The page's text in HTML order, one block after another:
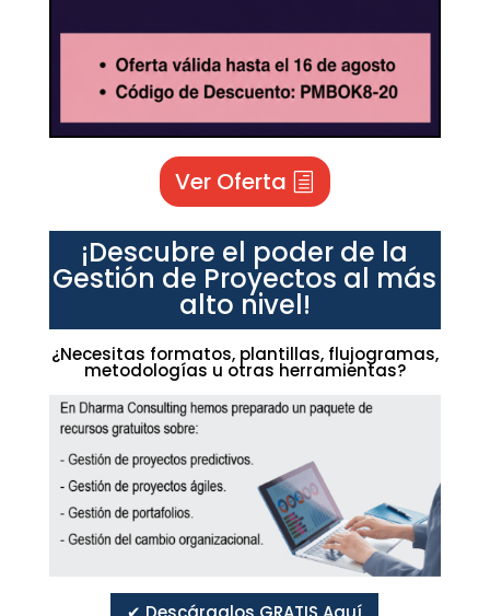
Ver Oferta
¡Descubre el poder de la
Gestión de Proyectos al más
alto nivel!
¿Necesitas formatos, plantillas, flujogramas,
metodologías u otras herramientas?